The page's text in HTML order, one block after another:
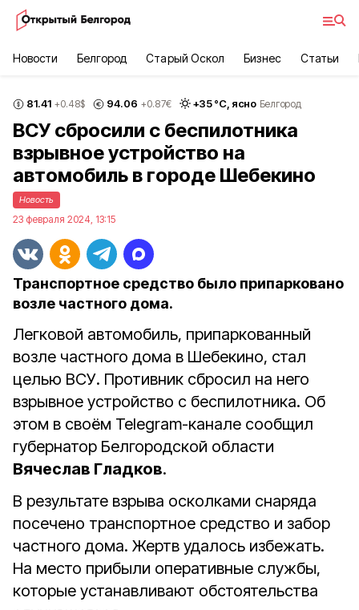
Новости Белгород Старый Оскол Бизнес Статьи
81.41 +0.48$ 94.06 +0.87€ +35°С, ясно Белгород
ВСУ сбросили с беспилотника
взрывное устройство на
автомобиль в городе Шебекино
Новость
23 февраля 2024, 13:15
Транспортное средство было припарковано
возле частного дома.
Легковой автомобиль, припаркованный
возле частного дома в Шебекино, стал
целью ВСУ. Противник сбросил на него
взрывное устройство с беспилотника. Об
этом в своём Telegram-канале сообщил
губернатор Белгородской области
Вячеслав Гладков.
В результате взрыва осколками снаряда
посечено транспортное средство и забор
частного дома. Жертв удалось избежать.
На место прибыли оперативные службы,
которые устанавливают обстоятельства